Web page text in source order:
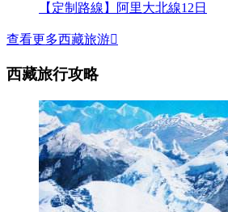
【定制路線】阿里大北線12日
查看更多西藏旅游
西藏旅行攻略